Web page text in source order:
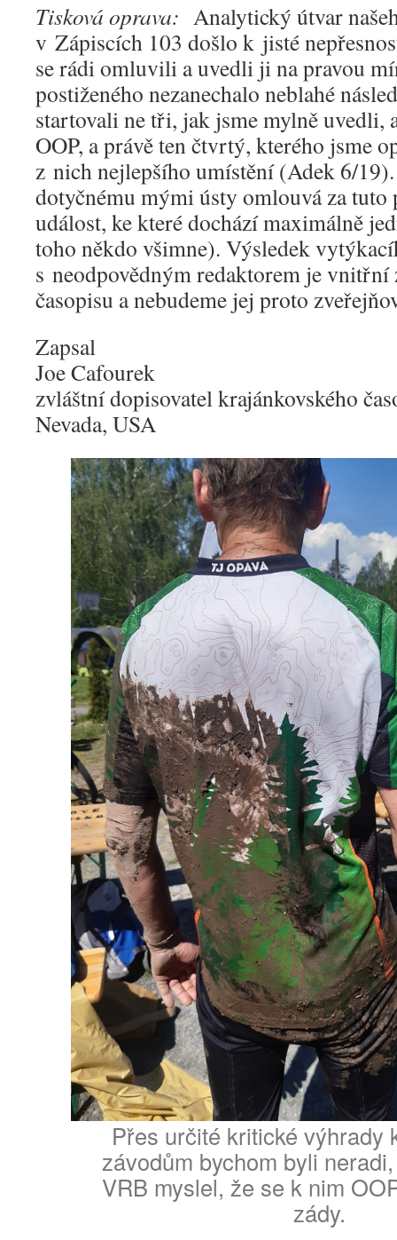
Tisková oprava: Analytický útvar
v Zápiscích 103 došlo k jisté
se rádi omluvili a uvedli ji na pravou
postiženého nezanechalo neblahé
startovali ne tři, jak jsme mylně uvedli,
OOP, a právě ten čtvrtý, kterého jsme
z nich nejlepšího umístění (Adek 6/19).
dotyčnému mými ústy omlouvá za
událost, ke které dochází maximálně
toho někdo všimne). Výsledek
s neodpovědným redaktorem je
časopisu a nebudeme jej proto
Zapsal
Joe Cafourek
zvláštní dopisovatel krajánkovského
Nevada, USA
Přes určité kritické výhrady
závodům bychom byli
VRB myslel, že se k nim
zády.